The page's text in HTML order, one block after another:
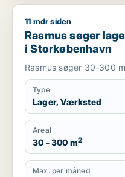
Rasmus søger lager
11 mdr siden
Rasmus søger
i Storkøbenhavn
Rasmus søger 30-300
Type
Lager, Værksted
Areal
30 - 300 m2
Max. per måned